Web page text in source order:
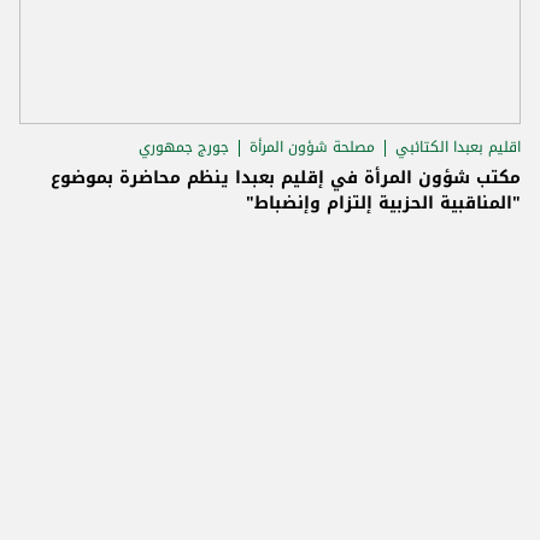
اقليم بعبدا الكتائبي مصلحة شؤون المرأة جورج جمهوري
مكتب شؤون المرأة في إقليم بعبدا ينظم محاضرة بموضوع
"المناقبية الحزبية إلتزام وإنضباط"